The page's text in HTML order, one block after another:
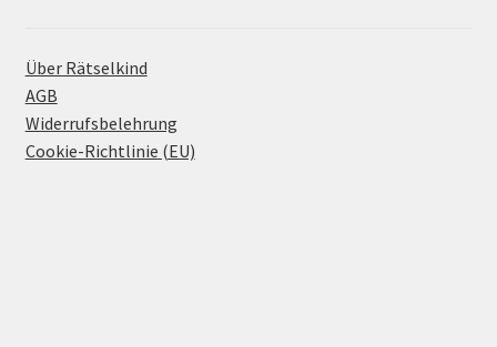
Über Rätselkind
AGB
Widerrufsbelehrung
Cookie-Richtlinie (EU)